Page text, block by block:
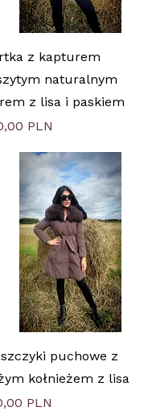
Быстрый просмотр
z kapturem
naturalnym
z lisa i paskiem
PLN
Быстрый просмотр
puchowe z
kołnieżem z lisa
PLN